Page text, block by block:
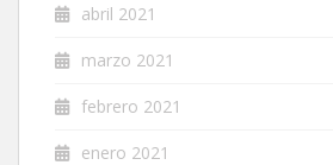
abril 2021
marzo 2021
febrero 2021
enero 2021